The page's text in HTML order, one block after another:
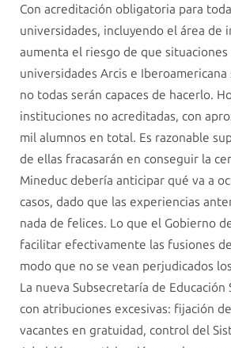
Con acreditación obligatoria para
universidades, incluyendo el área de
aumenta el riesgo de que situaciones
universidades Arcis e
no todas serán capaces de hacerlo.
instituciones no acreditadas, con
mil alumnos en total. Es razonable
de ellas fracasarán en conseguir la
Mineduc debería anticipar qué va a
casos, dado que las experiencias
nada de felices. Lo que el Gobierno
facilitar efectivamente las fusiones
modo que no se vean perjudicados
La nueva Subsecretaría de
con atribuciones excesivas: fijación
vacantes en gratuidad, control del